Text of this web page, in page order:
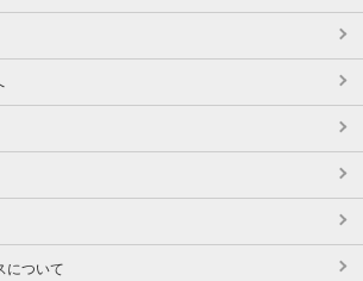
について